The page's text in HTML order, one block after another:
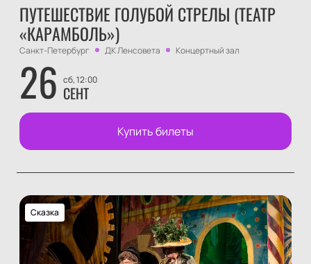
ПУТЕШЕСТВИЕ ГОЛУБОЙ СТРЕЛЫ (ТЕАТР
«КАРАМБОЛЬ»)
Санкт-Петербург ДК Ленсовета Концертный зал
26 сб, 12:00
СЕНТ
Купить билеты
Сказка